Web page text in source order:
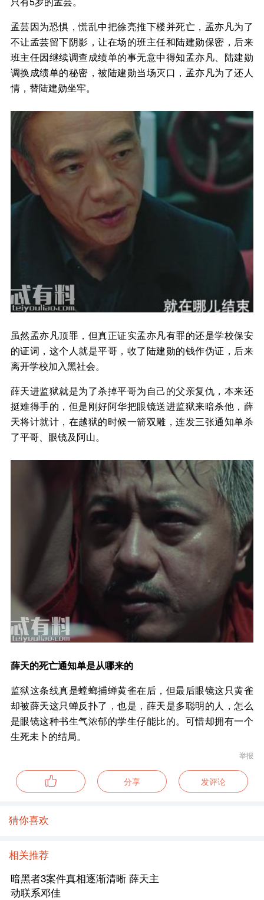
孟芸因为恐惧，慌乱中把徐亮推下楼并死亡，孟亦凡为了
不让孟芸留下阴影，让在场的班主任和陆建勋保密，后来
班主任因继续调查成绩单的事无意中得知孟亦凡、陆建勋
调换成绩单的秘密，被陆建勋当场灭口，孟亦凡为了还人
情，替陆建勋坐牢。
虽然孟亦凡顶罪，但真正证实孟亦凡有罪的还是学校保安
的证词，这个人就是平哥，收了陆建勋的钱作伪证，后来
离开学校加入黑社会。
薛天进监狱就是为了杀掉平哥为自己的父亲复仇，本来还
挺难得手的，但是刚好阿华把眼镜送进监狱来暗杀他，薛
天将计就计，在越狱的时候一箭双雕，连发三张通知单杀
了平哥、眼镜及阿山。
薛天的死亡通知单是从哪来的
监狱这条线真是螳螂捕蝉黄雀在后，但最后眼镜这只黄雀
却被薛天这只蝉反扑了，也是，薛天是多聪明的人，怎么
是眼镜这种书生气浓郁的学生仔能比的。可惜却拥有一个
生死未卜的结局。
举报
分享 发评论
猜你喜欢
相关推荐
暗黑者3案件真相逐渐清晰 薛天主
动联系邓佳